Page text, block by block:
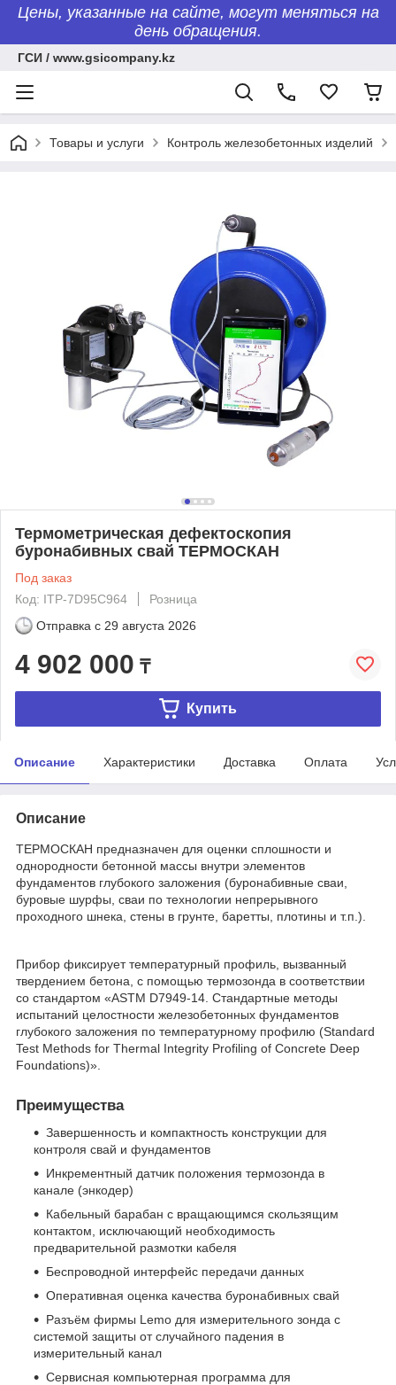
Цены, указанные на сайте, могут меняться на
день обращения.
ГСИ / www.gsicompany.kz
Товары и услуги Контроль железобетонных изделий
Термометрическая дефектоскопия
буронабивных свай ТЕРМОСКАН
Под заказ
Код: ITP-7D95C964
Розница
Отправка с 29 августа 2026
4 902 000 ₸
Купить
Описание Характеристики Доставка Оплата
Описание
ТЕРМОСКАН предназначен для оценки сплошности и
однородности бетонной массы внутри элементов
фундаментов глубокого заложения (буронабивные сваи,
буровые шурфы, сваи по технологии непрерывного
проходного шнека, стены в грунте, баретты, плотины и т.п.).
Прибор фиксирует температурный профиль, вызванный
твердением бетона, с помощью термозонда в соответствии
со стандартом «ASTM D7949-14. Стандартные методы
испытаний целостности железобетонных фундаментов
глубокого заложения по температурному профилю (Standard
Test Methods for Thermal Integrity Profiling of Concrete Deep
Foundations)».
Преимущества
Завершенность и компактность конструкции для
контроля свай и фундаментов
Инкрементный датчик положения термозонда в
канале (энкодер)
Кабельный барабан с вращающимся скользящим
контактом, исключающий необходимость
предварительной размотки кабеля
Беспроводной интерфейс передачи данных
Оперативная оценка качества буронабивных свай
Разъём фирмы Lemo для измерительного зонда с
системой защиты от случайного падения в
измерительный канал
Сервисная компьютерная программа для